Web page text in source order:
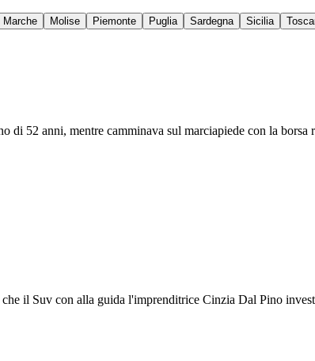
Marche Molise Piemonte Puglia Sardegna Sicilia
52 anni, mentre camminava sul marciapiede con la borsa
il Suv con alla guida l'imprenditrice Cinzia Dal Pino